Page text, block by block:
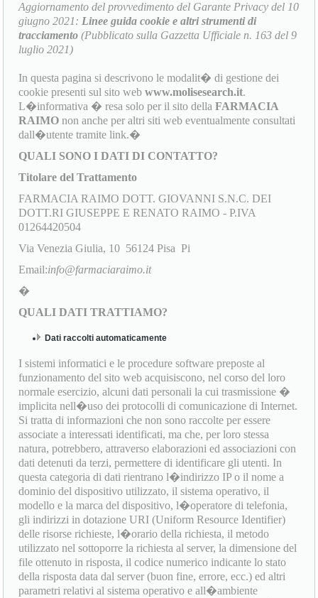
Aggiornamento del provvedimento del Garante Privacy del 10
giugno 2021: Linee guida cookie e altri strumenti di
tracciamento (Pubblicato sulla Gazzetta Ufficiale n. 163 del 9
luglio 2021)
In questa pagina si descrivono le modalit� di gestione dei
cookie presenti sul sito webwww.molisesearch.it.
L�informativa � resa solo per il sito dellaFARMACIA
RAIMO non anche per altri siti web eventualmente consultati
dall�utente tramite link.�
QUALI SONO I DATI DI CONTATTO?
Titolare del Trattamento
FARMACIA RAIMO DOTT. GIOVANNI S.N.C. DEI
DOTT.RI GIUSEPPE E RENATO RAIMO - P.IVA
01264420504
Via Venezia Giulia, 10 56124 Pisa Pi
Email:info@farmaciaraimo.it
�
QUALI DATI TRATTIAMO?
Dati raccolti automaticamente
I sistemi informatici e le procedure software preposte al
funzionamento del sito web acquisiscono, nel corso del loro
normale esercizio, alcuni dati personali la cui trasmissione �
implicita nell�uso dei protocolli di comunicazione di Internet.
Si tratta di informazioni che non sono raccolte per essere
associate a interessati identificati, ma che, per loro stessa
natura, potrebbero, attraverso elaborazioni ed associazioni con
dati detenuti da terzi, permettere di identificare gli utenti. In
questa categoria di dati rientrano l�indirizzo IP o il nome a
dominio del dispositivo utilizzato, il sistema operativo, il
modello e la marca del dispositivo, l�operatore di telefonia,
gli indirizzi in dotazione URI (Uniform Resource Identifier)
delle risorse richieste, l�orario della richiesta, il metodo
utilizzato nel sottoporre la richiesta al server, la dimensione del
file ottenuto in risposta, il codice numerico indicante lo stato
della risposta data dal server (buon fine, errore, ecc.) ed altri
parametri relativi al sistema operativo e all�ambiente